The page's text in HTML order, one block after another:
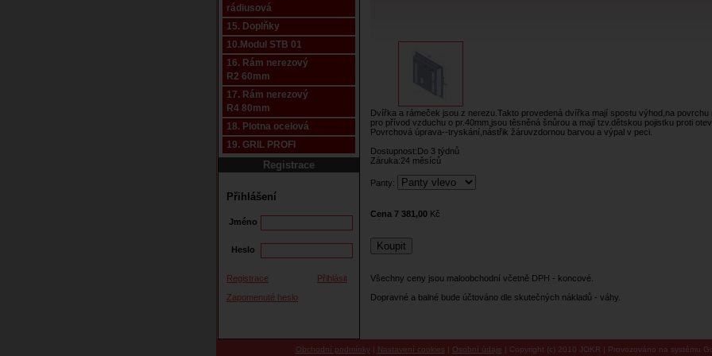
rádiusová
15. Doplňky
10.Modul STB 01
16. Rám nerezový
R2 60mm
17. Rám nerezový
R4 80mm
18. Plotna ocelová
19. GRIL PROFI
Registrace
Přihlášení
Jméno
Heslo
Registrace
Přihlásit
Zapomenuté heslo
Dvířka a rámeček jsou z nerezu.Takto provedená dvířka mají spostu výhod,na
pro přívod vzduchu o pr.40mm,jsou těsněná šnůrou a mají tzv.dětskou pojistku proti
Povrchová úprava--tryskání,nástřik žáruvzdornou barvou a výpal v peci.
Dostupnost:Do 3 týdnů
Záruka:24 měsíců
Panty:
Cena 7 381,00 Kč
Všechny ceny jsou maloobchodní včetně DPH - koncové.
Dopravné a balné bude účtováno dle skutečných nákladů - váhy.
Obchodní podmínky| Nastavení cookies | Osobní údaje | Copyright (c) 2010 JOKR | Provozováno na systému